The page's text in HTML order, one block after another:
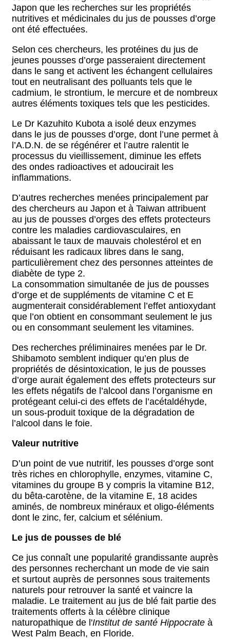
Japon que les recherches sur les propriétés
nutritives et médicinales du jus de pousses d’orge
ont été effectuées.
Selon ces chercheurs, les protéines du jus de
jeunes pousses d’orge passeraient directement
dans le sang et activent les échangent cellulaires
tout en neutralisant des polluants tels que le
cadmium, le strontium, le mercure et de nombreux
autres éléments toxiques tels que les pesticides.
Le Dr Kazuhito Kubota a isolé deux enzymes
dans le jus de pousses d’orge, dont l’une permet à
l’A.D.N. de se régénérer et l’autre ralentit le
processus du vieillissement, diminue les effets
des ondes radioactives et adoucirait les
inflammations.
D’autres recherches menées principalement par
des chercheurs au Japon et à Taiwan attribuent
au jus de pousses d’orges des effets protecteurs
contre les maladies cardiovasculaires, en
abaissant le taux de mauvais cholestérol et en
réduisant les radicaux libres dans le sang,
particulièrement chez des personnes atteintes de
diabète de type 2.
La consommation simultanée de jus de pousses
d’orge et de suppléments de vitamine C et E
augmenterait considérablement l’effet antioxydant
que l’on obtient en consommant seulement le jus
ou en consommant seulement les vitamines.
Des recherches préliminaires menées par le Dr.
Shibamoto semblent indiquer qu’en plus de
propriétés de désintoxication, le jus de pousses
d’orge aurait également des effets protecteurs sur
les effets négatifs de l’alcool dans l’organisme en
protégeant celui-ci des effets de l’acétaldéhyde,
un sous-produit toxique de la dégradation de
l’alcool dans le foie.
Valeur nutritive
D’un point de vue nutritif, les pousses d’orge sont
très riches en chlorophylle, enzymes, vitamine C,
vitamines du groupe B y compris la vitamine B12,
du bêta-carotène, de la vitamine E, 18 acides
aminés, de nombreux minéraux et oligo-éléments
dont le zinc, fer, calcium et sélénium.
Le jus de pousses de blé
Ce jus connaît une popularité grandissante auprès
des personnes recherchant un mode de vie sain
et surtout auprès de personnes sous traitements
naturels pour retrouver la santé et vaincre la
maladie. Le traitement au jus de blé fait partie des
traitements offerts à la célèbre clinique
naturopathique de l'Institut de santé Hippocrate à
West Palm Beach, en Floride.